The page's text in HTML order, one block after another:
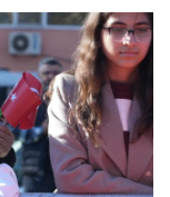
Kredi/Yurt
İşlemleri